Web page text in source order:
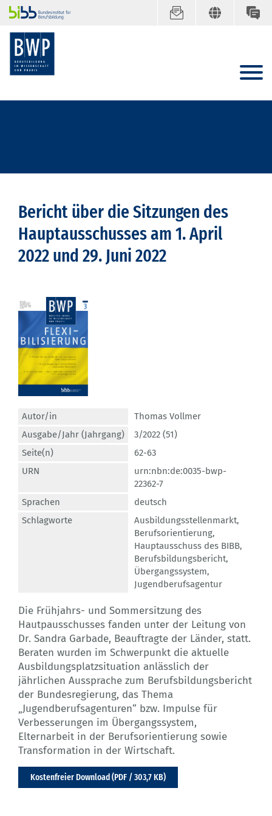
Bericht über die Sitzungen des
Hauptausschusses am 1. April
2022 und 29. Juni 2022
Autor/in
Thomas Vollmer
Ausgabe/Jahr (Jahrgang)
3/2022 (51)
Seite(n)
62-63
URN
urn:nbn:de:0035-bwp-
22362-7
Sprachen
deutsch
Schlagworte
Ausbildungsstellenmarkt,
Berufsorientierung,
Hauptausschuss des BIBB,
Berufsbildungsbericht,
Übergangssystem,
Jugendberufsagentur
Die Frühjahrs- und Sommersitzung des
Hautpausschusses fanden unter der Leitung von
Dr. Sandra Garbade, Beauftragte der Länder, statt.
Beraten wurden im Schwerpunkt die aktuelle
Ausbildungsplatzsituation anlässlich der
jährlichen Aussprache zum Berufsbildungsbericht
der Bundesregierung, das Thema
„Jugendberufsagenturen“ bzw. Impulse für
Verbesserungen im Übergangssystem,
Elternarbeit in der Berufsorientierung sowie
Transformation in der Wirtschaft.
Kostenfreier Download (PDF / 303,7 KB)